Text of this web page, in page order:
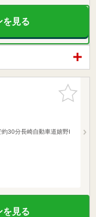
を見る
お気に入
りに追加
30分長崎自動車道嬉野I
を見る